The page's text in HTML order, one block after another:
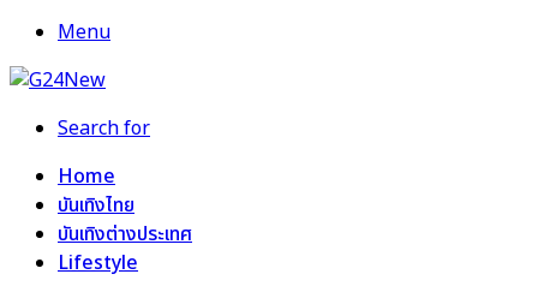
Menu
Search for
Home
บันเทิงไทย
บันเทิงต่างประเทศ
Lifestyle